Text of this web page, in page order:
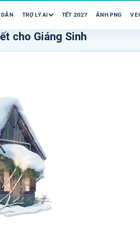
DẪN TRỢ LÝ AI TẾT 2027 ẢNH PNG
cho Giáng Sinh